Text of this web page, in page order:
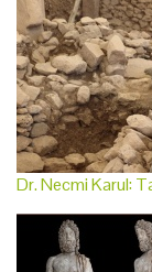
Dr. Necmi Karul: